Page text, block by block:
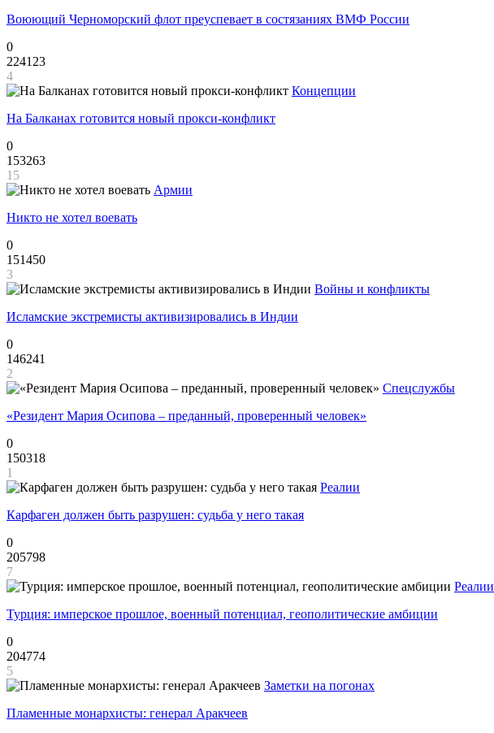
Воюющий Черноморский флот преуспевает в состязаниях ВМФ России
0
224123
4
Концепции
На Балканах готовится новый прокси-конфликт
0
153263
15
Армии
Никто не хотел воевать
0
151450
3
Войны и конфликты
Исламские экстремисты активизировались в Индии
0
146241
2
Спецслужбы
«Резидент Мария Осипова – преданный, проверенный человек»
0
150318
1
Реалии
Карфаген должен быть разрушен: судьба у него такая
0
205798
7
Реалии
Турция: имперское прошлое, военный потенциал, геополитические амбиции
0
204774
5
Заметки на погонах
Пламенные монархисты: генерал Аракчеев